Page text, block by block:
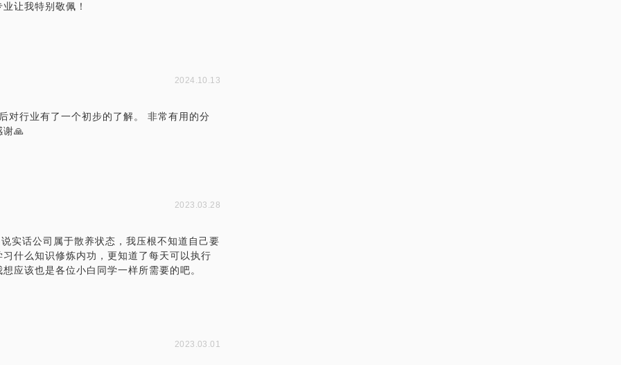
让我特别敬佩！
2024.10.13
对行业有了一个初步的了解。 非常有用的分
谢🙏
2023.03.28
实话公司属于散养状态，我压根不知道自己要
什么知识修炼内功，更知道了每天可以执行
应该也是各位小白同学一样所需要的吧。
2023.03.01